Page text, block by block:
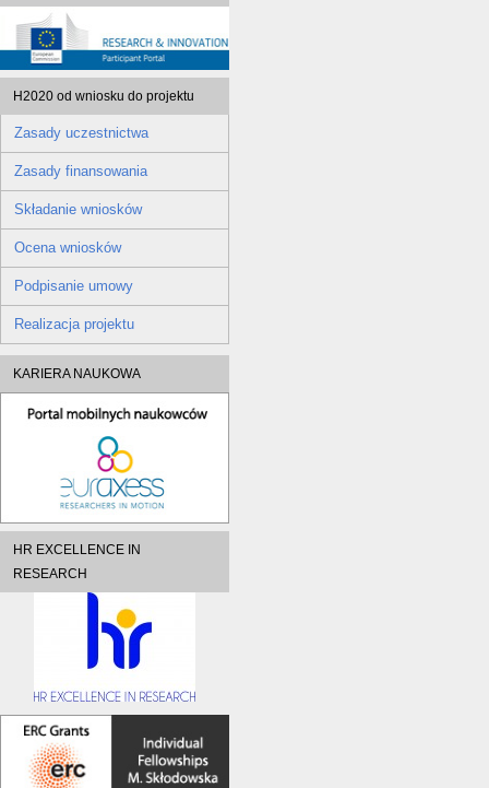
H2020 od wniosku do projektu
Zasady uczestnictwa
Zasady finansowania
Składanie wniosków
Ocena wniosków
Podpisanie umowy
Realizacja projektu
KARIERA NAUKOWA
HR EXCELLENCE IN
RESEARCH